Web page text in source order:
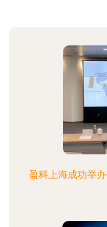
盈科上海成功举